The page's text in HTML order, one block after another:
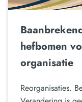
hefbomen
organisatie
Reorganisaties.